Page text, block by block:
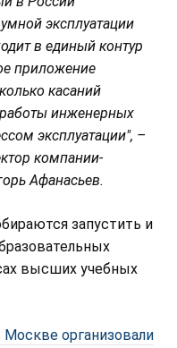
эксплуатации
в единый контур
приложение
касаний
инженерных
эксплуатации", –
компании-
Афанасьев.
запустить и
высших учебных
Москве организовали